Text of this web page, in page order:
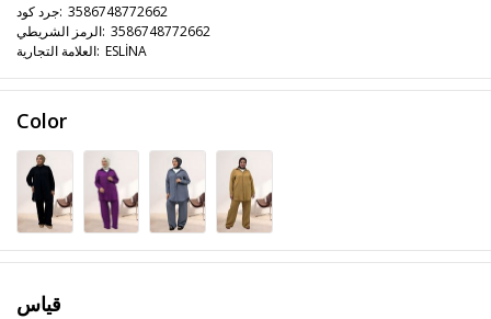
جرد كود 3586748772662
الرمز الشريطي 3586748772662
العلامة التجارية ESLİNA
Color
قياس